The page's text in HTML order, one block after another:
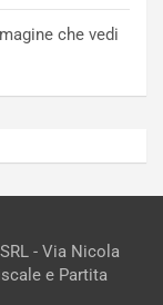
che vedi
- Via Nicola
e Partita